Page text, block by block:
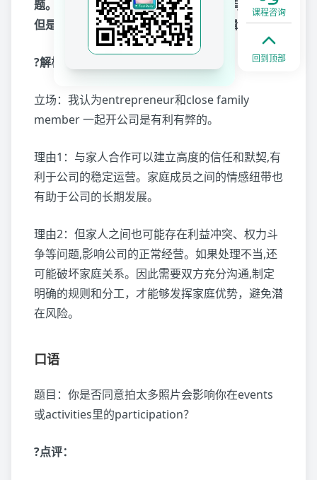
题。如果家里有business背景，那肯定有话说，
但是如果没有的话，就只能靠阅读和逻辑了。
?解析：
立场：我认为entrepreneur和close family
member 一起开公司是有利有弊的。
理由1：与家人合作可以建立高度的信任和默契,有
利于公司的稳定运营。家庭成员之间的情感纽带也
有助于公司的长期发展。
理由2：但家人之间也可能存在利益冲突、权力斗
争等问题,影响公司的正常经营。如果处理不当,还
可能破坏家庭关系。因此需要双方充分沟通,制定
明确的规则和分工，才能够发挥家庭优势，避免潜
在风险。
口语
题目：你是否同意拍太多照片会影响你在events
或activities里的participation？
?点评：
课程咨询
回到顶部